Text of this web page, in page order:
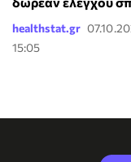
healthstat.gr
15:05